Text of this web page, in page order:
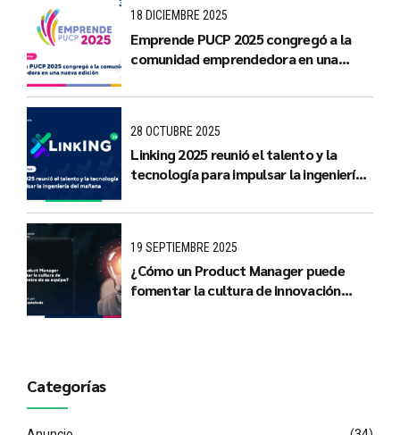
18 DICIEMBRE 2025
Emprende PUCP 2025 congregó a la
comunidad emprendedora en una
28 OCTUBRE 2025
Linking 2025 reunió el talento y la
tecnología para impulsar la ingeniería
19 SEPTIEMBRE 2025
¿Cómo un Product Manager puede
fomentar la cultura de innovación
Categorías